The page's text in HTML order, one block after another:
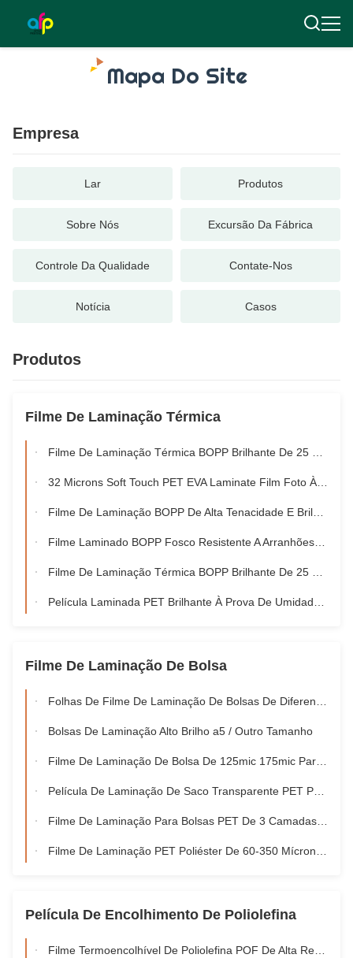
Mapa Do Site
Empresa
Lar Produtos
Sobre Nós Excursão Da Fábrica
Controle Da Qualidade Contate-Nos
Notícia Casos
Produtos
Filme De Laminação Térmica
Filme De Laminação Térmica BOPP Brilhante De 25 Mícrons EVA Coreano 2200mm
32 Microns Soft Touch PET EVA Laminate Film Foto À Prova De Umidade UV
Filme De Laminação BOPP De Alta Tenacidade E Brilho De 24 Mícrons 80-120c Pós-Impressão
Filme Laminado BOPP Fosco Resistente A Arranhões De 28 Mícrons Com Tratamento Corona
Filme De Laminação Térmica BOPP Brilhante De 25 Mícrons EVA Coreano 2200mm
Película Laminada PET Brilhante À Prova De Umidade De 25 Microns Para Embalagens Alimentares
Filme De Laminação De Bolsa
Folhas De Filme De Laminação De Bolsas De Diferentes Tamanhos À Prova De Umidade Certificação BV
Bolsas De Laminação Alto Brilho a5 / Outro Tamanho
Filme De Laminação De Bolsa De 125mic 175mic Para Cartões De Identidade / Cartões De Crédito
Película De Laminação De Saco Transparente PET Poliéster 80 Microns
Filme De Laminação Para Bolsas PET De 3 Camadas 250 Mícrons 175 Mícrons Para Documentos
Filme De Laminação PET Poliéster De 60-350 Mícrons Para Plastificação De Documentos, Fotos E Cardápios
Película De Encolhimento De Poliolefina
Filme Termoencolhível De Poliolefina POF De Alta Retração 12,5 Mícrons 15 Mícrons 19 Mícrons 25 Mícrons